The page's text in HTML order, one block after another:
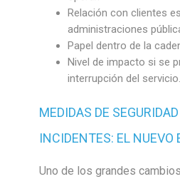
Relación con clientes
administraciones
Papel dentro de la
Nivel de impacto si se
interrupción del servicio.
MEDIDAS DE
INCIDENTES: EL NUEVO
Uno de los grandes